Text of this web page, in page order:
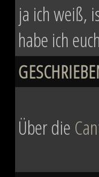
ja ich weiß,
habe ich
Über die